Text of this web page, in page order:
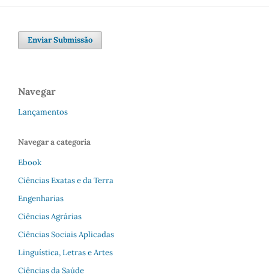
Enviar Submissão
Navegar
Lançamentos
Navegar a categoria
Ebook
Ciências Exatas e da Terra
Engenharias
Ciências Agrárias
Ciências Sociais Aplicadas
Linguística, Letras e Artes
Ciências da Saúde